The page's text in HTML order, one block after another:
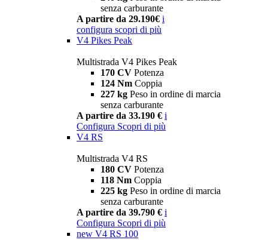
senza carburante
A partire da 29.190€ i
configura scopri di più
V4 Pikes Peak
Multistrada V4 Pikes Peak
170 CV Potenza
124 Nm Coppia
227 kg Peso in ordine di marcia
senza carburante
A partire da 33.190 € i
Configura Scopri di più
V4 RS
Multistrada V4 RS
180 CV Potenza
118 Nm Coppia
225 kg Peso in ordine di marcia
senza carburante
A partire da 39.790 € i
Configura Scopri di più
new V4 RS 100